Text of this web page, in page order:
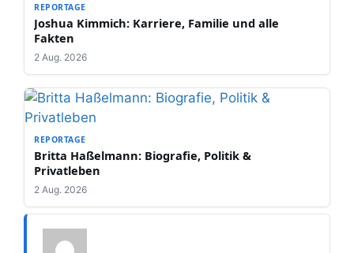
REPORTAGE
Joshua Kimmich: Karriere, Familie und alle
Fakten
2 Aug. 2026
REPORTAGE
Britta Haßelmann: Biografie, Politik &
Privatleben
2 Aug. 2026